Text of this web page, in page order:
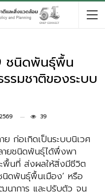
ชนิดพันธุ์พื้น
รมชาติของระบบ
39
ก่อเกิดเป็นระบบนิเวศ
ายชนิดพันธุ์ได้พึ่งพา
พื้นที่ ส่งผลให้สิ่งมีชีวิต
นิดพันธุ์พื้นเมือง’ หรือ
นาการ และปรับตัว จน